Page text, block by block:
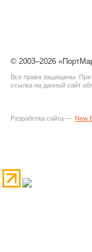
© 2003–2026
Все права защищены. При
ссылка на данный сайт
Разработка сайта — New